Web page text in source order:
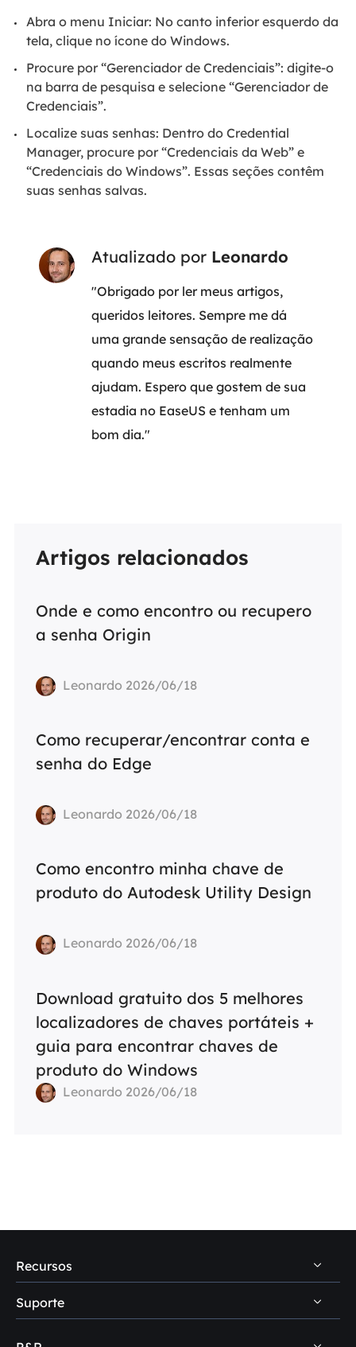
Abra o menu Iniciar: No canto inferior esquerdo da
tela, clique no ícone do Windows.
Procure por “Gerenciador de Credenciais”: digite-o
na barra de pesquisa e selecione “Gerenciador de
Credenciais”.
Localize suas senhas: Dentro do Credential
Manager, procure por “Credenciais da Web” e
“Credenciais do Windows”. Essas seções contêm
suas senhas salvas.
Atualizado por Leonardo
"Obrigado por ler meus artigos,
queridos leitores. Sempre me dá
uma grande sensação de realização
quando meus escritos realmente
ajudam. Espero que gostem de sua
estadia no EaseUS e tenham um
bom dia."
Artigos relacionados
Onde e como encontro ou recupero
a senha Origin
Leonardo 2026/06/18
Como recuperar/encontrar conta e
senha do Edge
Leonardo 2026/06/18
Como encontro minha chave de
produto do Autodesk Utility Design
Leonardo 2026/06/18
Download gratuito dos 5 melhores
localizadores de chaves portáteis +
guia para encontrar chaves de
produto do Windows
Leonardo 2026/06/18
Recursos
Dicas de recuperação de dados PC
Dicas de recuperação de dados Mac
Suporte